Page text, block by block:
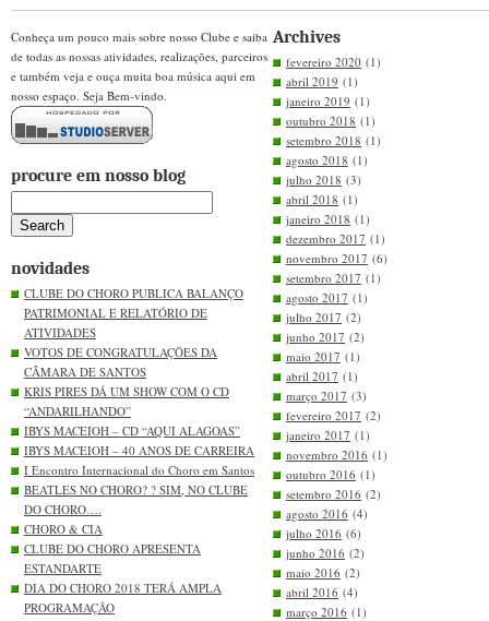
Conheça um pouco mais sobre nosso Clube e saiba
de todas as nossas atividades, realizações, parceiros
e também veja e ouça muita boa música aqui em
nosso espaço. Seja Bem-vindo.
procure em nosso blog
novidades
CLUBE DO CHORO PUBLICA BALANÇO
PATRIMONIAL E RELATÓRIO DE
ATIVIDADES
VOTOS DE CONGRATULAÇÕES DA
CÂMARA DE SANTOS
KRIS PIRES DÁ UM SHOW COM O CD
“ANDARILHANDO”
IBYS MACEIOH – CD “AQUI ALAGOAS”
IBYS MACEIOH – 40 ANOS DE CARREIRA
I Encontro Internacional do Choro em Santos
BEATLES NO CHORO? ? SIM, NO CLUBE
DO CHORO….
CHORO & CIA
CLUBE DO CHORO APRESENTA
ESTANDARTE
DIA DO CHORO 2018 TERÁ AMPLA
PROGRAMAÇÃO
Archives
fevereiro 2020 (1)
abril 2019 (1)
janeiro 2019 (1)
outubro 2018 (1)
setembro 2018 (1)
agosto 2018 (1)
julho 2018 (3)
abril 2018 (1)
janeiro 2018 (1)
dezembro 2017 (1)
novembro 2017 (6)
setembro 2017 (1)
agosto 2017 (1)
julho 2017 (2)
junho 2017 (2)
maio 2017 (1)
abril 2017 (1)
março 2017 (3)
fevereiro 2017 (2)
janeiro 2017 (1)
novembro 2016 (1)
outubro 2016 (1)
setembro 2016 (2)
agosto 2016 (4)
julho 2016 (6)
junho 2016 (2)
maio 2016 (2)
abril 2016 (4)
março 2016 (1)